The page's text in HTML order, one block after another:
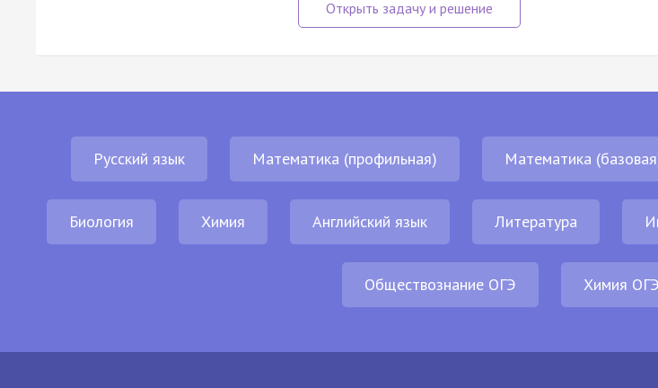
Русский язык Математика (профильная) Математика
Биология Химия Английский язык Литература
Обществознание ОГЭ Химия ОГЭ